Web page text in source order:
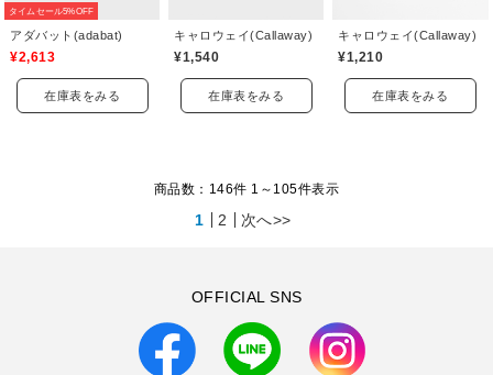
タイムセール5%OFF
アダバット(adabat)
¥2,613
在庫表をみる
キャロウェイ(Callaway)
¥1,540
在庫表をみる
キャロウェイ(Callaway)
¥1,210
在庫表をみる
商品数：146件 1～ 105件表示
1 2 次へ>>
OFFICIAL SNS